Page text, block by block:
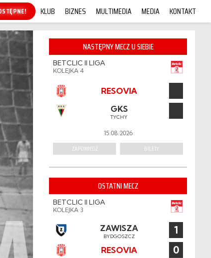
KLUB BIZNES MULTIMEDIA MEDIA KONTAKT
NASTĘPNY MECZ U SIEBIE
BETCLIC II LIGA
KOLEJKA 4
RESOVIA
GKS
TYCHY
15.08.2026
ZAPOWIEDŹ BILETY
OSTATNI MECZ
BETCLIC II LIGA
KOLEJKA 3
ZAWISZA
BYDGOSZCZ 1
RESOVIA 0